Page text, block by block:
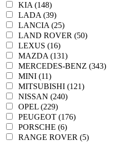
KIA (148)
LADA (39)
LANCIA (25)
LAND ROVER (50)
LEXUS (16)
MAZDA (131)
MERCEDES-BENZ (343)
MINI (11)
MITSUBISHI (121)
NISSAN (240)
OPEL (229)
PEUGEOT (176)
PORSCHE (6)
RANGE ROVER (5)